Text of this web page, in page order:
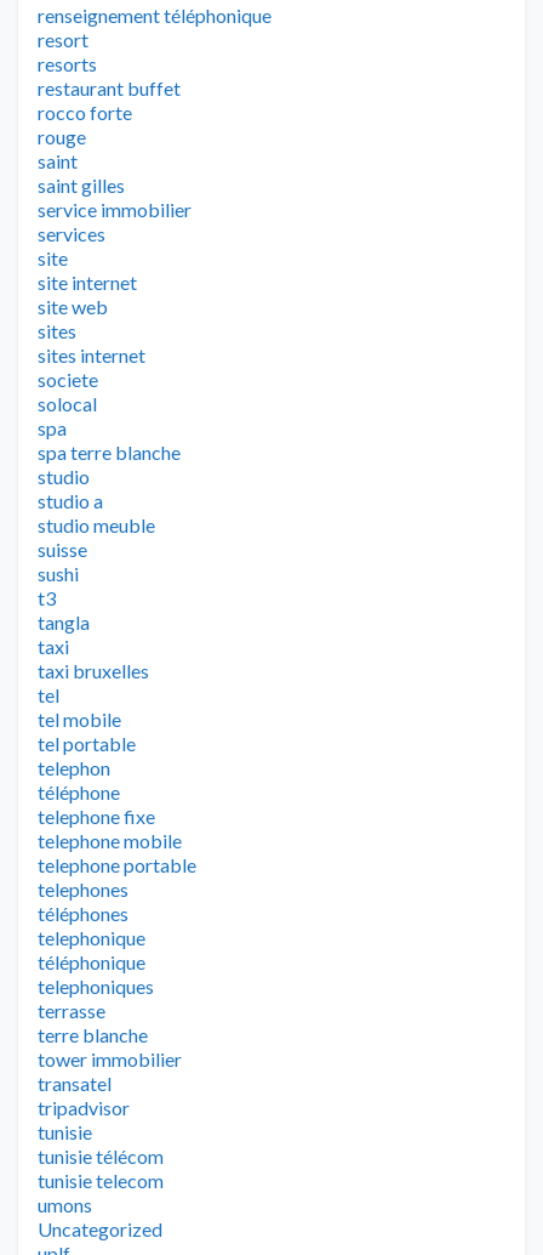
renseignement téléphonique
resort
resorts
restaurant buffet
rocco forte
rouge
saint
saint gilles
service immobilier
services
site
site internet
site web
sites
sites internet
societe
solocal
spa
spa terre blanche
studio
studio a
studio meuble
suisse
sushi
t3
tangla
taxi
taxi bruxelles
tel
tel mobile
tel portable
telephon
téléphone
telephone fixe
telephone mobile
telephone portable
telephones
téléphones
telephonique
téléphonique
telephoniques
terrasse
terre blanche
tower immobilier
transatel
tripadvisor
tunisie
tunisie télécom
tunisie telecom
umons
Uncategorized